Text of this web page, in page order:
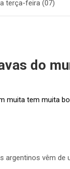
terça-feira (07)
do
muita tem muita
vêm